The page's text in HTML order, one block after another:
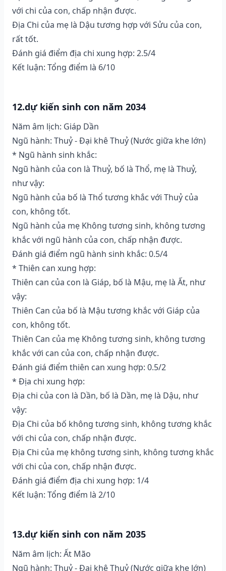
với chi của con, chấp nhận được.
Địa Chi của mẹ là Dậu tương hợp với Sửu của con,
rất tốt.
Đánh giá điểm địa chi xung hợp: 2.5/4
Kết luận: Tổng điểm là 6/10
12.dự kiến sinh con năm 2034
Năm âm lịch: Giáp Dần
Ngũ hành: Thuỷ - Đại khê Thuỷ (Nước giữa khe lớn)
* Ngũ hành sinh khắc:
Ngũ hành của con là Thuỷ, bố là Thổ, mẹ là Thuỷ,
như vậy:
Ngũ hành của bố là Thổ tương khắc với Thuỷ của
con, không tốt.
Ngũ hành của mẹ Không tương sinh, không tương
khắc với ngũ hành của con, chấp nhận được.
Đánh giá điểm ngũ hành sinh khắc: 0.5/4
* Thiên can xung hợp:
Thiên can của con là Giáp, bố là Mậu, mẹ là Ất, như
vậy:
Thiên Can của bố là Mậu tương khắc với Giáp của
con, không tốt.
Thiên Can của mẹ Không tương sinh, không tương
khắc với can của con, chấp nhận được.
Đánh giá điểm thiên can xung hợp: 0.5/2
* Địa chi xung hợp:
Địa chi của con là Dần, bố là Dần, mẹ là Dậu, như
vậy:
Địa Chi của bố không tương sinh, không tương khắc
với chi của con, chấp nhận được.
Địa Chi của mẹ không tương sinh, không tương khắc
với chi của con, chấp nhận được.
Đánh giá điểm địa chi xung hợp: 1/4
Kết luận: Tổng điểm là 2/10
13.dự kiến sinh con năm 2035
Năm âm lịch: Ất Mão
Ngũ hành: Thuỷ - Đại khê Thuỷ (Nước giữa khe lớn)